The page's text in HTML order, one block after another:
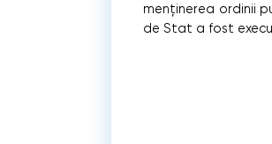
menţinerea ordinii
de Stat a fost